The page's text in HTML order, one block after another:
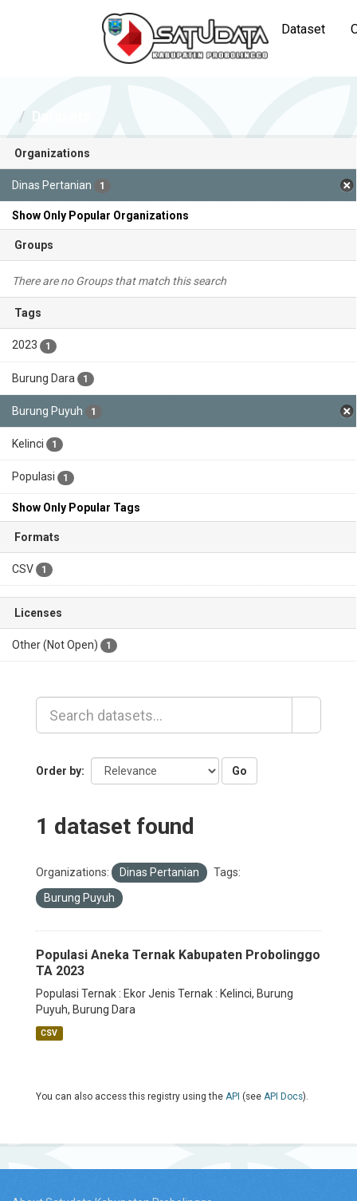
Dataset
Organizations
Dinas Pertanian 1
Show Only Popular Organizations
Groups
There are no Groups that match this search
Tags
2023 1
Burung Dara 1
Burung Puyuh 1
Kelinci 1
Populasi 1
Show Only Popular Tags
Formats
CSV 1
Licenses
Other (Not Open) 1
Order by Go
1 dataset found
Organizations: Dinas Pertanian
Tags:
Burung Puyuh
Populasi Aneka Ternak Kabupaten Probolinggo
TA 2023
Populasi Ternak : Ekor Jenis Ternak : Kelinci, Burung
Puyuh, Burung Dara
CSV
You can also access this registry using the API (see API Docs).